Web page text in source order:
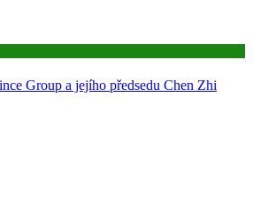
Group a jejího předsedu Chen Zhi